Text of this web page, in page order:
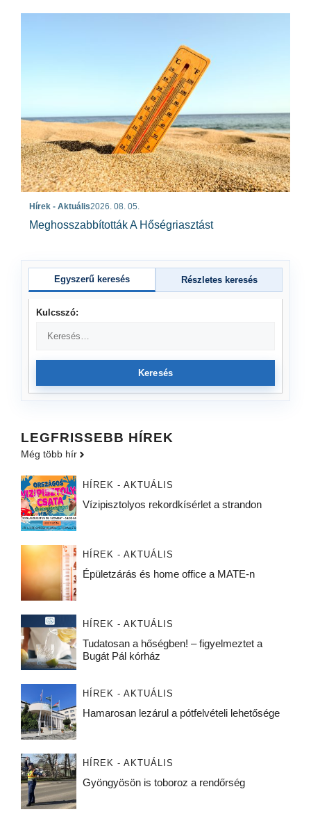
Hírek - Aktuális2026. 08. 05.
Meghosszabbították A Hőségriasztást
Egyszerű keresés Részletes keresés
Kulcsszó:
Keresés
LEGFRISSEBB HÍREK
Még több hír
HÍREK - AKTUÁLIS
Vízipisztolyos rekordkísérlet a strandon
HÍREK - AKTUÁLIS
Épületzárás és home office a MATE-n
HÍREK - AKTUÁLIS
Tudatosan a hőségben! – figyelmeztet a
Bugát Pál kórház
HÍREK - AKTUÁLIS
Hamarosan lezárul a pótfelvételi lehetősége
HÍREK - AKTUÁLIS
Gyöngyösön is toboroz a rendőrség